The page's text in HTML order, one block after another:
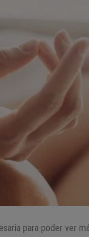
para poder ver